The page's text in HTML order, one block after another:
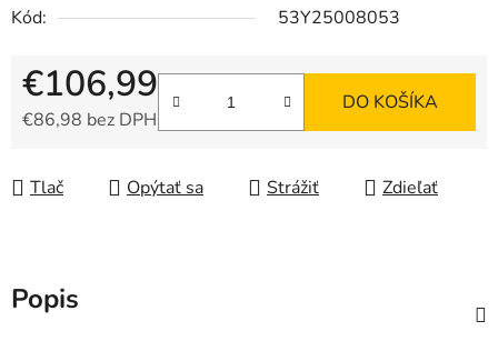
Kód:
53Y25008053
€106,99
€86,98 bez DPH
DO KOŠÍKA
Tlač Opýtať sa Strážiť Zdieľať
Popis